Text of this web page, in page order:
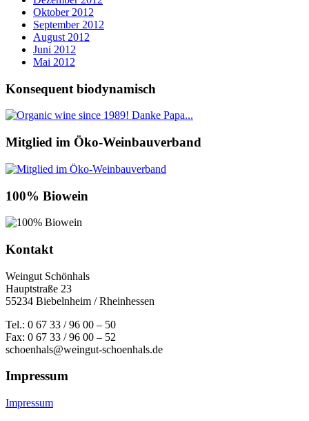
Oktober 2012
September 2012
August 2012
Juni 2012
Mai 2012
Konsequent biodynamisch
Mitglied im Öko-Weinbauverband
100% Biowein
Kontakt
Weingut Schönhals
Hauptstraße 23
55234 Biebelnheim / Rheinhessen
Tel.: 0 67 33 / 96 00 – 50
Fax: 0 67 33 / 96 00 – 52
schoenhals@weingut-schoenhals.de
Impressum
Impressum